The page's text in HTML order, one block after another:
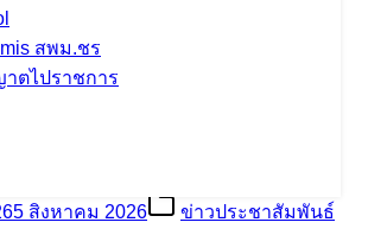
สพม.ชร
ตไปราชการ
ร่วมเป็นวิทยากรแนะแนว
จกรรม CRRU Road
5 สิงหาคม 2026
ข่าวประชาสัมพันธ์